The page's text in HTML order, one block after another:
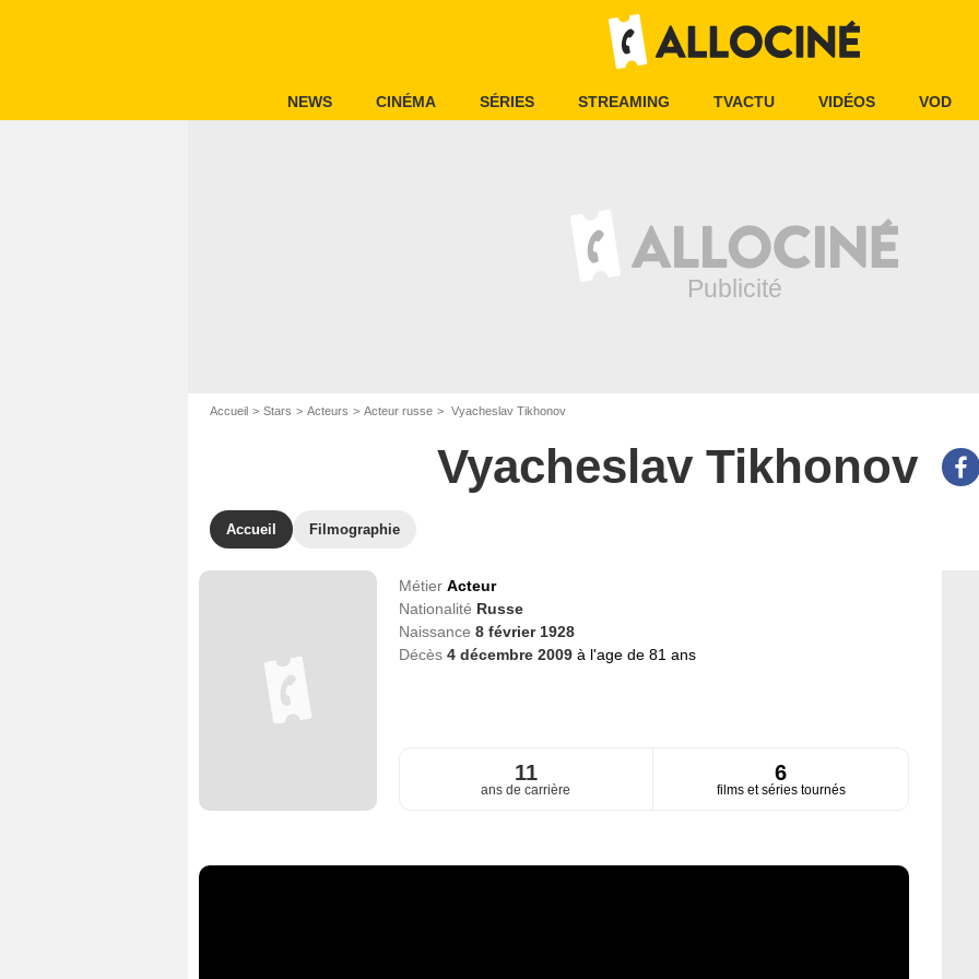
NEWS CINÉMA SÉRIES STREAMING TVACTU VIDÉOS VOD
Accueil Stars Acteurs Acteur russe Vyacheslav Tikhonov
Vyacheslav Tikhonov
Accueil Filmographie
Métier Acteur
Nationalité Russe
Naissance 8 février 1928
Décès 4 décembre 2009 à l'age de 81 ans
11
ans de carrière
6
films et séries tournés